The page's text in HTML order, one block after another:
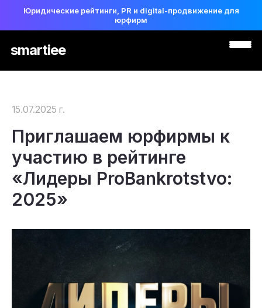
Юридические рейтинги, PR и digital-продвижение для
юрфирм
smartiee
15.07.2025 г.
Приглашаем юрфирмы к
участию в рейтинге
«Лидеры ProBankrotstvo:
2025»